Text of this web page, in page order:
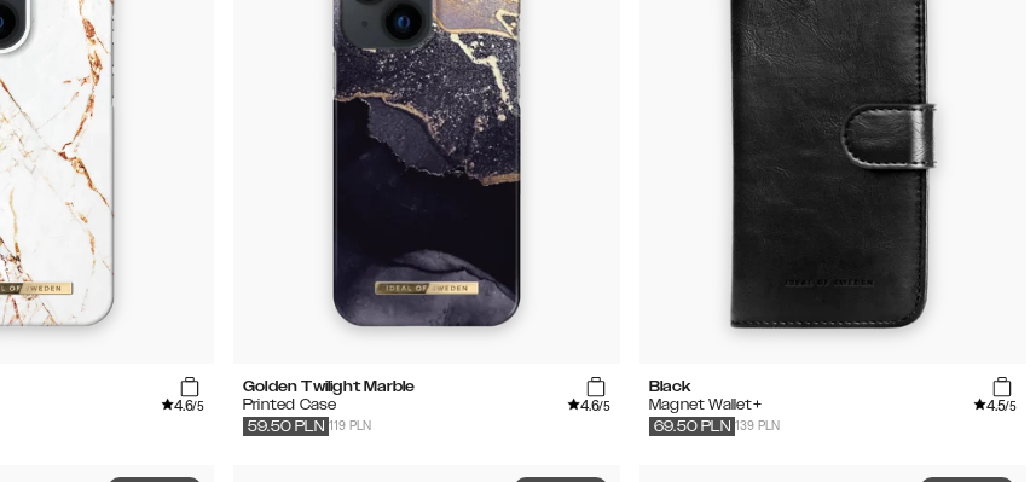
4.6/5
Golden Twilight Marble
Printed Case
4.6/5
119 PLN
59.50 PLN
Black
Magnet Wallet+
4.5/5
139 PLN
69.50 PLN